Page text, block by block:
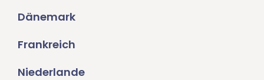
Dänemark
Frankreich
Niederlande